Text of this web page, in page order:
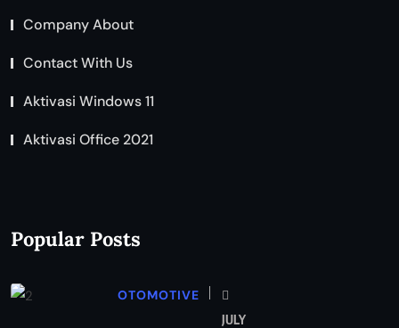
Company About
Contact With Us
Aktivasi Windows 11
Aktivasi Office 2021
Popular Posts
OTOMOTIVE
JULY